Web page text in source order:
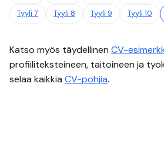
Tyyli 7 Tyyli 8 Tyyli 9 Tyyli 10
Katso myös täydellinen CV-
profiiliteksteineen, taitoineen ja
selaa kaikkia CV-pohjia.